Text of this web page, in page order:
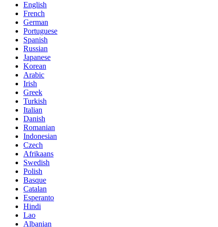
English
French
German
Portuguese
Spanish
Russian
Japanese
Korean
Arabic
Irish
Greek
Turkish
Italian
Danish
Romanian
Indonesian
Czech
Afrikaans
Swedish
Polish
Basque
Catalan
Esperanto
Hindi
Lao
Albanian